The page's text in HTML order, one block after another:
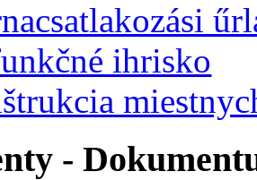
ihrisko
-